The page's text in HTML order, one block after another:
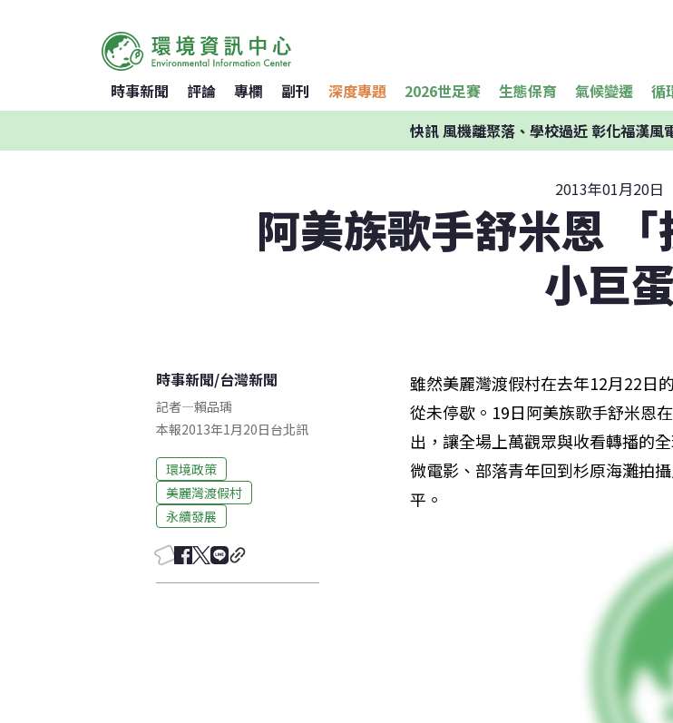
時事新聞 評論 專欄 副刊 深度專題 2026世足賽 生態保育 氣候變遷 循
快訊風機離聚落、學校過近 彰化福漢風
2013年01月20日
阿美族歌手舒米恩
小巨
時事新聞/台灣新聞
記者—賴品瑀
本報2013年1月20日台北訊
環境政策
美麗灣渡假村
永續發展
雖然美麗灣渡假村在去年12月22日
從未停歇。19日阿美族歌手舒米恩
出，讓全場上萬觀眾與收看轉播的
微電影、部落青年回到杉原海灘拍
平。